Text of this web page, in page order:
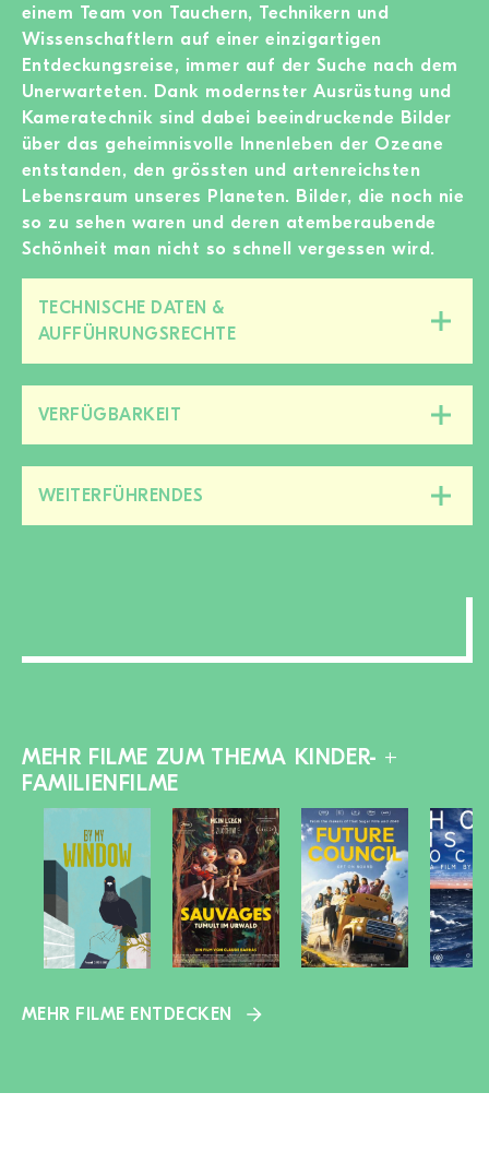
einem Team von Tauchern, Technikern und
Wissenschaftlern auf einer einzigartigen
Entdeckungsreise, immer auf der Suche nach dem
Unerwarteten. Dank modernster Ausrüstung und
Kameratechnik sind dabei beeindruckende Bilder
über das geheimnisvolle Innenleben der Ozeane
entstanden, den grössten und artenreichsten
Lebensraum unseres Planeten. Bilder, die noch nie
so zu sehen waren und deren atemberaubende
Schönheit man nicht so schnell vergessen wird.
TECHNISCHE DATEN &
AUFFÜHRUNGSRECHTE
VERFÜGBARKEIT
Bereich
zu-/aufklappen
WEITERFÜHRENDES
Bereich
MEHR FILME ZUM THEMA KINDER- +
FAMILIENFILME
MEHR FILME ENTDECKEN